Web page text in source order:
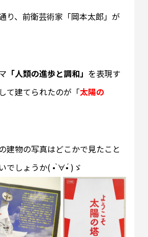
り、前衛芸術家「岡本太郎」が
「人類の進歩と調和」 を表現す
て建てられたのが「太陽の
建物の写真はどこかで見たこと
でしょうか( • ̀∀•́ )ゞ